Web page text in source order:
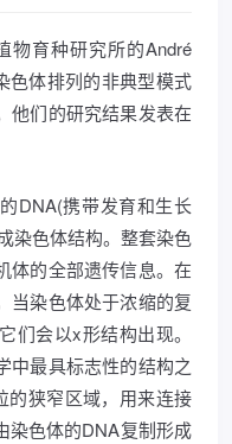
物育种研究所的André
色体排列的非典型模式
他们的研究结果发表在
DNA(携带发育和生长
染色体结构。整套染色
体的全部遗传信息。在
当染色体处于浓缩的复
们会以x形结构出现。
中最具标志性的结构之
的狭窄区域，用来连接
染色体的DNA复制形成